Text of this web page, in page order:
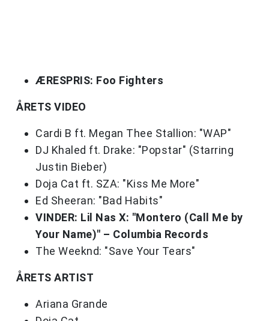
ÆRESPRIS: Foo Fighters
ÅRETS VIDEO
Cardi B ft. Megan Thee Stallion: "WAP"
DJ Khaled ft. Drake: "Popstar" (Starring
Justin Bieber)
Doja Cat ft. SZA: "Kiss Me More"
Ed Sheeran: "Bad Habits"
VINDER: Lil Nas X: "Montero (Call Me by
Your Name)" – Columbia Records
The Weeknd: "Save Your Tears"
ÅRETS ARTIST
Ariana Grande